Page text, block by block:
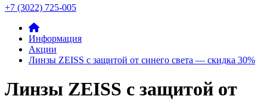
+7 (3022) 725-005
Информация
Акции
Линзы ZEISS с защитой от синего света — скидка 30%
Линзы ZEISS с защитой от